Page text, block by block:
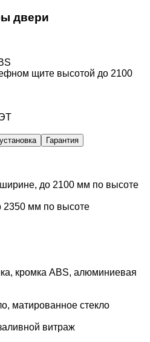
двери
щите высотой до 2100
Гарантия
до 2100 мм по высоте
2350 мм по высоте
кромка ABS, алюминиевая
матированное стекло
витраж